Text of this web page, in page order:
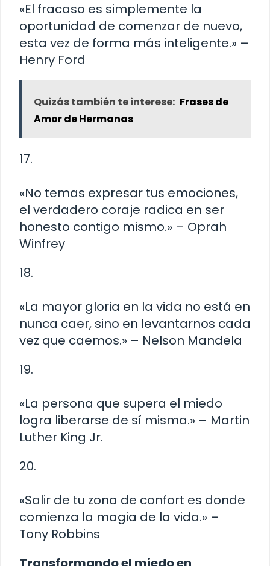
«El fracaso es simplemente la
oportunidad de comenzar de nuevo,
esta vez de forma más inteligente.» –
Henry Ford
Quizás también te interese: Frases de
Amor de Hermanas
17.
«No temas expresar tus emociones,
el verdadero coraje radica en ser
honesto contigo mismo.» – Oprah
Winfrey
18.
«La mayor gloria en la vida no está en
nunca caer, sino en levantarnos cada
vez que caemos.» – Nelson Mandela
19.
«La persona que supera el miedo
logra liberarse de sí misma.» – Martin
Luther King Jr.
20.
«Salir de tu zona de confort es donde
comienza la magia de la vida.» –
Tony Robbins